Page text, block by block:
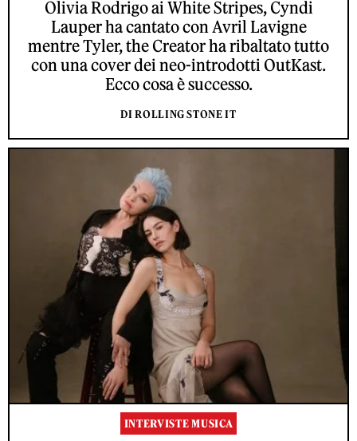
Olivia Rodrigo ai White Stripes, Cyndi
Lauper ha cantato con Avril Lavigne
mentre Tyler, the Creator ha ribaltato tutto
con una cover dei neo-introdotti OutKast.
Ecco cosa è successo.
DI ROLLING STONE IT
INTERVISTE MUSICA